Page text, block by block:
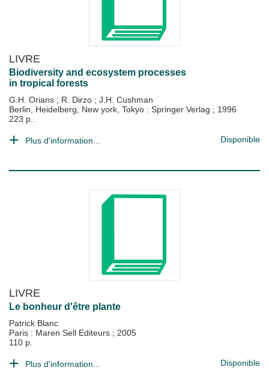
LIVRE
Biodiversity and ecosystem processes
in tropical forests
G.H. Orians ; R. Dirzo ; J.H. Cushman
Berlin, Heidelberg, New york, Tokyo : Springer Verlag ; 1996
223 p..
Plus d'information... Disponible
LIVRE
Le bonheur d'être plante
Patrick Blanc
Paris : Maren Sell Editeurs ; 2005
110 p.
Plus d'information... Disponible